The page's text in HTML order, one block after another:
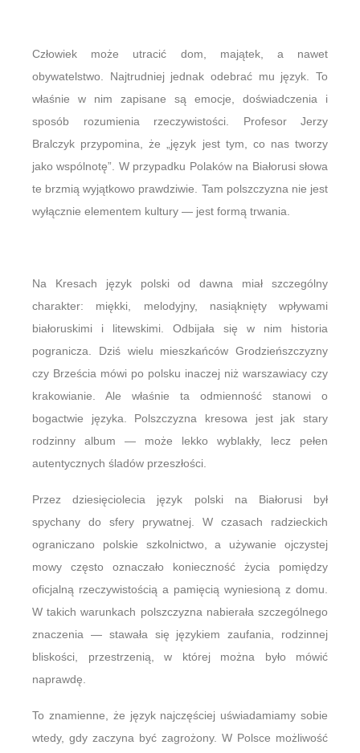
Człowiek może utracić dom, majątek, a nawet
obywatelstwo. Najtrudniej jednak odebrać mu język. To
właśnie w nim zapisane są emocje, doświadczenia i
sposób rozumienia rzeczywistości. Profesor Jerzy
Bralczyk przypomina, że „język jest tym, co nas tworzy
jako wspólnotę”. W przypadku Polaków na Białorusi słowa
te brzmią wyjątkowo prawdziwie. Tam polszczyzna nie jest
wyłącznie elementem kultury — jest formą trwania.
Na Kresach język polski od dawna miał szczególny
charakter: miękki, melodyjny, nasiąknięty wpływami
białoruskimi i litewskimi. Odbijała się w nim historia
pogranicza. Dziś wielu mieszkańców Grodzieńszczyzny
czy Brześcia mówi po polsku inaczej niż warszawiacy czy
krakowianie. Ale właśnie ta odmienność stanowi o
bogactwie języka. Polszczyzna kresowa jest jak stary
rodzinny album — może lekko wyblakły, lecz pełen
autentycznych śladów przeszłości.
Przez dziesięciolecia język polski na Białorusi był
spychany do sfery prywatnej. W czasach radzieckich
ograniczano polskie szkolnictwo, a używanie ojczystej
mowy często oznaczało konieczność życia pomiędzy
oficjalną rzeczywistością a pamięcią wyniesioną z domu.
W takich warunkach polszczyzna nabierała szczególnego
znaczenia — stawała się językiem zaufania, rodzinnej
bliskości, przestrzenią, w której można było mówić
naprawdę.
To znamienne, że język najczęściej uświadamiamy sobie
wtedy, gdy zaczyna być zagrożony. W Polsce możliwość